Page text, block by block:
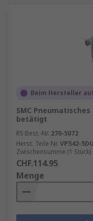
Beim Hersteller
SMC
betätigt
RS Best.-Nr. 270-5072
Herst. Teile-Nr. VP542-
Zwischensumme (1 Stück)
CHF.114.95
Menge